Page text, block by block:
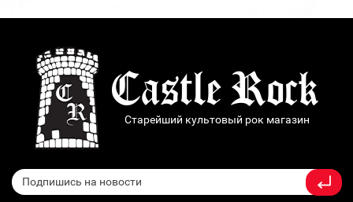
Старейший культовый рок магазин